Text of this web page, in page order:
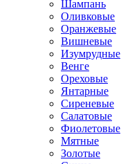
Шампань
Оливковые
Оранжевые
Вишневые
Изумрудные
Венге
Ореховые
Янтарные
Сиреневые
Салатовые
Фиолетовые
Мятные
Золотые